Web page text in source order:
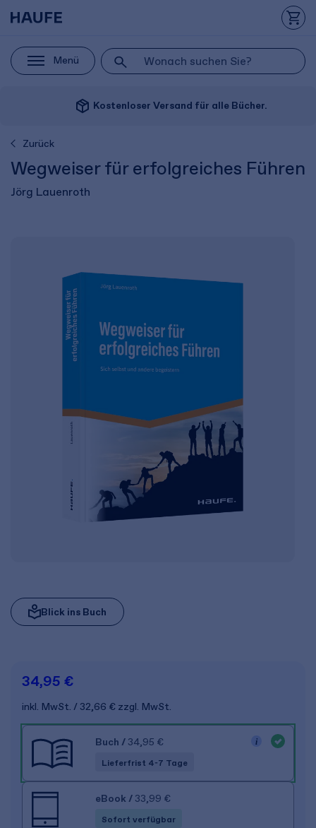
Menü
package_2 Kostenloser Versand für alle Bücher.
Zurück
Wegweiser für erfolgreiches Führen
Jörg Lauenroth
Blick ins Buch
34,95 €
inkl. MwSt. 32,66 € zzgl. MwSt.
Buch / 34,95 €
Lieferfrist 4-7 Tage
eBook / 33,99 €
Sofort verfügbar